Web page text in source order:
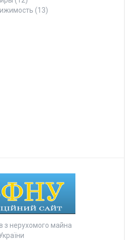
(13)
з нерухомого майна